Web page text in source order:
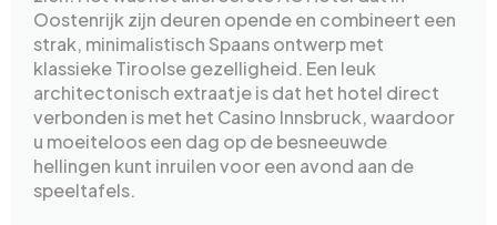
Oostenrijk zijn deuren opende en combineert een
strak, minimalistisch Spaans ontwerp met
klassieke Tiroolse gezelligheid. Een leuk
architectonisch extraatje is dat het hotel direct
verbonden is met het Casino Innsbruck, waardoor
u moeiteloos een dag op de besneeuwde
hellingen kunt inruilen voor een avond aan de
speeltafels.